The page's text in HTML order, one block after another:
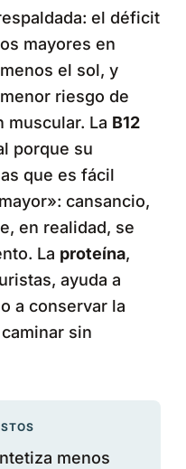
el déficit
mayores en
el sol, y
riesgo de
La B12
porque su
que es fácil
cansancio,
en realidad, se
La proteína,
ayuda a
a conservar la
sin
menos